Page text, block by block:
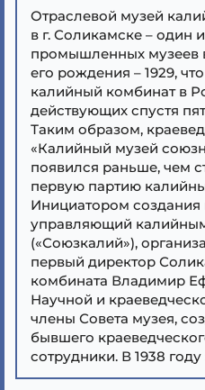
Отраслевой музей
в г. Соликамске – один
промышленных музеев
его рождения – 1929,
калийный комбинат в
действующих спустя
Таким образом,
«Калийный музей
появился раньше, чем
первую партию
Инициатором создания
управляющий
(«Союзкалий»),
первый директор
комбината Владимир
Научной и
члены Совета музея,
бывшего
сотрудники. В 1938